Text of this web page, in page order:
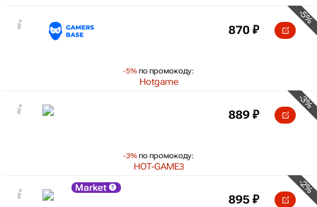
-5%по промокоду:
Hotgame
-5%
870 ₽
-3%по промокоду:
HOT-GAME3
-3%
889 ₽
Market -2%
895 ₽